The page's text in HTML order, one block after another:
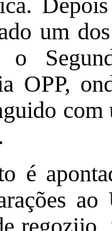
um
o
OPP,
é
regozijo.